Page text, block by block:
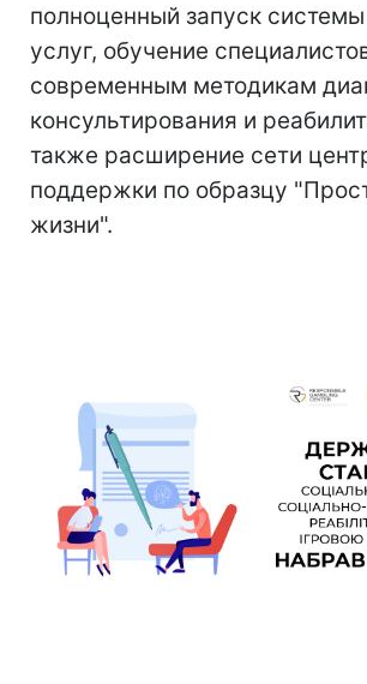
полноценный запуск
услуг, обучение
современным методикам
консультирования и
также расширение сети
поддержки по образцу
жизни".